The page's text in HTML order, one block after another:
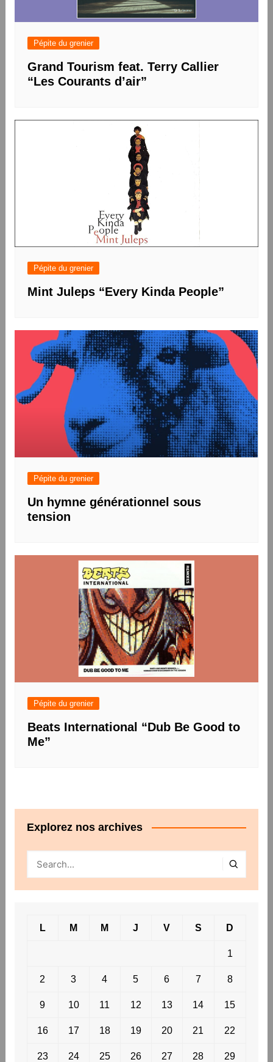
Pépite du grenier
Grand Tourism feat. Terry Callier
“Les Courants d’air”
Pépite du grenier
Mint Juleps “Every Kinda People”
Pépite du grenier
Un hymne générationnel sous
tension
Pépite du grenier
Beats International “Dub Be Good to
Me”
Explorez nos archives
L M M J V S D
1
2 3 4 5 6 7 8
9 10 11 12 13 14 15
16 17 18 19 20 21 22
23 24 25 26 27 28 29